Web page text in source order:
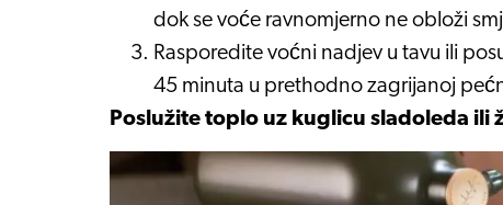
dok se voće ravnomjerno ne obloži
Rasporedite voćni nadjev u tavu ili
45 minuta u prethodno zagrijanoj
Poslužite toplo uz kuglicu sladoleda ili